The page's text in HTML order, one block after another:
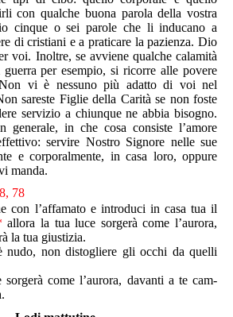
con qualche buo­na parola della vostra
cinque o sei parole che li inducano a
di cristiani e a praticare la pazienza. Dio
voi. Inol­tre, se avviene qualche calamità
per esempio, si ricorre alle povere
vi è nessuno più adatto di voi nel
sareste Figlie della Carità se non foste
servizio a chiunque ne abbia bisogno.
generale, in che cosa consiste l’amore
servire Nostro Signore nelle sue
e corporalmente, in casa loro, oppure
manda.
78
con l’affamato e introduci in casa tua il
allora la tua luce sorgerà come l’aurora,
la tua giustizia.
non distogliere gli occhi da quelli
come l’aurora, davanti a te cam­